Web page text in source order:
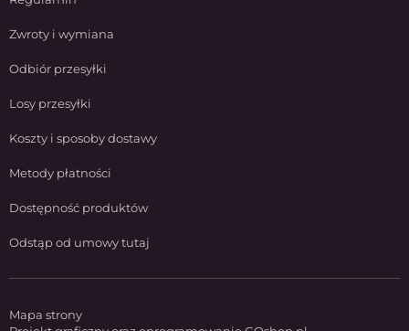
Zwroty i wymiana
Odbiór przesyłki
Losy przesyłki
Koszty i sposoby dostawy
Metody płatności
Dostępność produktów
Odstąp od umowy tutaj
Mapa strony